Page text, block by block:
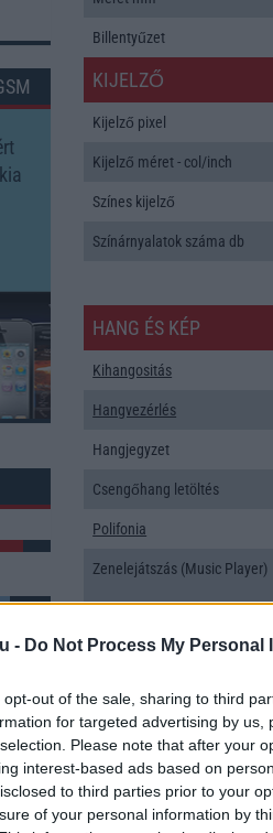
- Do Not Process My Personal
opt-out of the sale, sharing to third
for targeted advertising by
Please note that after your
interest-based ads based on
to third parties prior to your
of your personal information by
16
Billentyűzet
KIJELZŐ
Kijelző pixel
Kijelző méret - col/inch
Színes kijelző
Színárnyalatok száma db
HANG ÉS KÉP
Kihangositás
Hangvezérlés
Hangjegyzet
Csengőhang letöltés
Polifonia
Zenelejátszás (Music Player)
Max. kamera felbontás (több
kamera esetén)
Video lejátszás
MEMÓRIA ÉS TÁRHELY